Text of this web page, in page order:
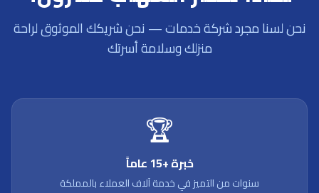
نحن لسنا مجرد شركة خدمات — نحن شريكك الموثوق لراحة
منزلك وسلامة أسرتك
🏆
خبرة +15 عاماً
سنوات من التميز في خدمة آلاف العملاء بالمملكة